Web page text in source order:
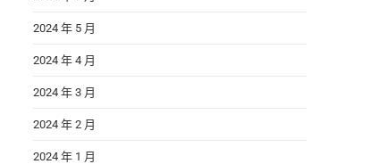
2024 年 5 月
2024 年 4 月
2024 年 3 月
2024 年 2 月
2024 年 1 月